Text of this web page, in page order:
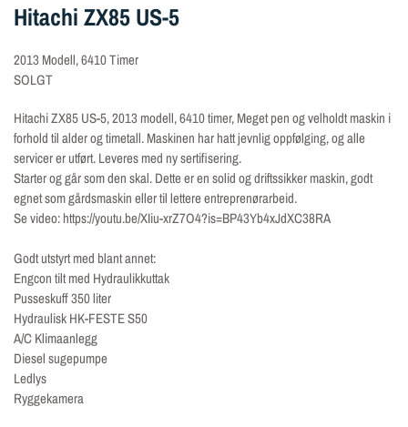
Hitachi ZX85 US-5
2013 Modell, 6410 Timer
SOLGT
Hitachi ZX85 US-5, 2013 modell, 6410 timer, Meget pen og velholdt maskin i
forhold til alder og timetall. Maskinen har hatt jevnlig oppfølging, og alle
servicer er utført. Leveres med ny sertifisering.
Starter og går som den skal. Dette er en solid og driftssikker maskin, godt
egnet som gårdsmaskin eller til lettere entreprenørarbeid.
Se video: https://youtu.be/XIiu-xrZ7O4?is=BP43Yb4xJdXC38RA
Godt utstyrt med blant annet:
Engcon tilt med Hydraulikkuttak
Pusseskuff 350 liter
Hydraulisk HK-FESTE S50
A/C Klimaanlegg
Diesel sugepumpe
Ledlys
Ryggekamera